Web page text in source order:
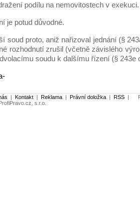
podílu na nemovitostech v exekuci.
je potud důvodné.
soud proto, aniž nařizoval jednání (§
rozhodnutí zrušil (včetně závislého
soudu k dalšímu řízení (§ 243e
| Kontakt | Reklama | Právní doložka | RSS |
s.r.o.